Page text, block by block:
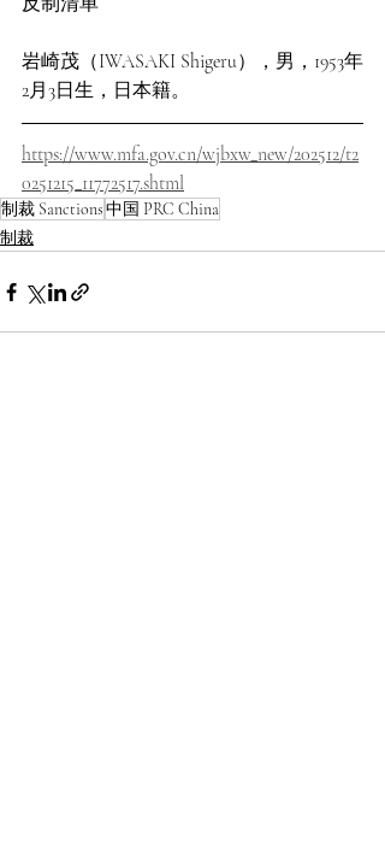
岩崎茂（IWASAKI Shigeru），男，1953年
2月3日生，日本籍。
https://www.mfa.gov.cn/wjbxw_new/202512/t2
0251215_11772517.shtml
制裁 Sanctions中国 PRC China
制裁